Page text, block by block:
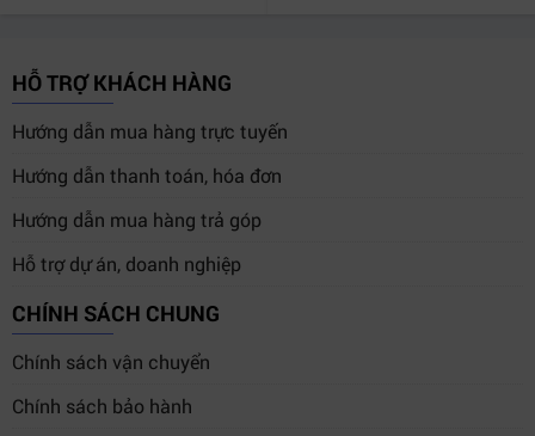
HỖ TRỢ KHÁCH HÀNG
Hướng dẫn mua hàng trực tuyến
Hướng dẫn thanh toán, hóa đơn
Hướng dẫn mua hàng trả góp
Hỗ trợ dự án, doanh nghiệp
CHÍNH SÁCH CHUNG
Chính sách vận chuyển
Chính sách bảo hành